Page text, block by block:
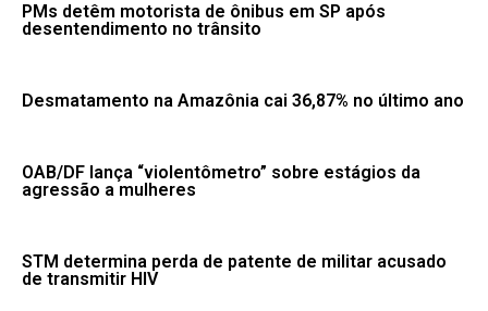
PMs detêm motorista de ônibus em SP após
desentendimento no trânsito
Desmatamento na Amazônia cai 36,87% no último ano
OAB/DF lança “violentômetro” sobre estágios da
agressão a mulheres
STM determina perda de patente de militar acusado
de transmitir HIV